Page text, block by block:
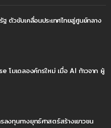
ฐ ตัวขับเคลื่อนประเทศไทยสู่ศูนย์กลาง
มเดลองค์กรใหม่ เมื่อ AI ก้าวจาก ผู้
ลงทุนทางยุทธ์ศาสตร์สร้างเยาวชน